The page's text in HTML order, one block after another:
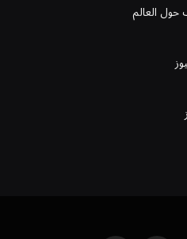
حول العالم